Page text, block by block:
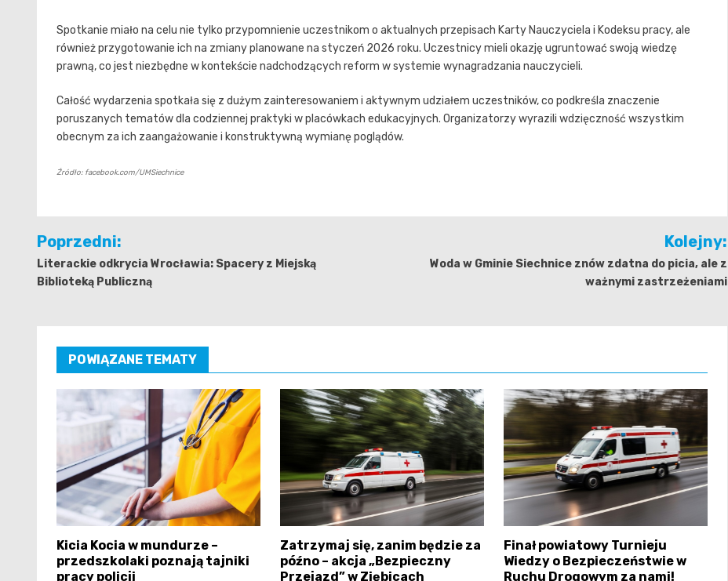
Spotkanie miało na celu nie tylko przypomnienie uczestnikom o aktualnych przepisach Karty Nauczyciela i Kodeksu pracy, ale
również przygotowanie ich na zmiany planowane na styczeń 2026 roku. Uczestnicy mieli okazję ugruntować swoją wiedzę
prawną, co jest niezbędne w kontekście nadchodzących reform w systemie wynagradzania nauczycieli.
Całość wydarzenia spotkała się z dużym zainteresowaniem i aktywnym udziałem uczestników, co podkreśla znaczenie
poruszanych tematów dla codziennej praktyki w placówkach edukacyjnych. Organizatorzy wyrazili wdzięczność wszystkim
obecnym za ich zaangażowanie i konstruktywną wymianę poglądów.
Źródło: facebook.com/UMSiechnice
Nawigacja
wpisu
Poprzedni:
Literackie odkrycia Wrocławia: Spacery z Miejską
Biblioteką Publiczną
Kolejny:
Woda w Gminie Siechnice znów zdatna do picia, ale z
ważnymi zastrzeżeniami
POWIĄZANE TEMATY
Kicia Kocia w mundurze –
przedszkolaki poznają tajniki
pracy policji
Zatrzymaj się, zanim będzie za
późno – akcja „Bezpieczny
Przejazd” w Ziębicach
Finał powiatowy Turnieju
Wiedzy o Bezpieczeństwie w
Ruchu Drogowym za nami!